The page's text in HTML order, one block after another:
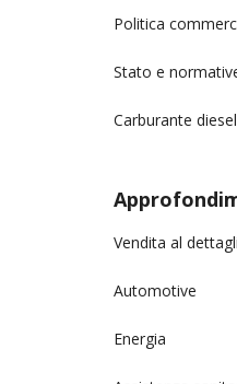
Politica
Stato e
Carburante diesel
Vendita al
Automotive
Energia